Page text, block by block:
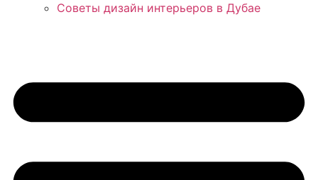
Советы дизайн интерьеров в Дубае